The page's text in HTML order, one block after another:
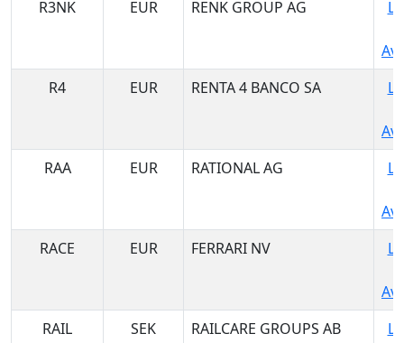
R3NK
EUR RENK GROUP AG
R4
EUR RENTA 4 BANCO SA
RAA
EUR RATIONAL AG
RACE
EUR FERRARI NV
RAIL
SEK RAILCARE GROUPS AB